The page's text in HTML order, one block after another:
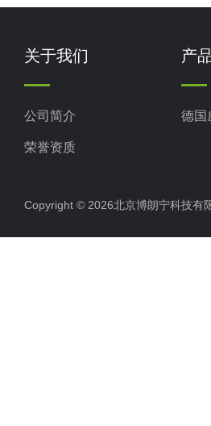
关于我们
公司简介
荣誉资质
产
德国
Copyright © 2026北京博朗宁科技